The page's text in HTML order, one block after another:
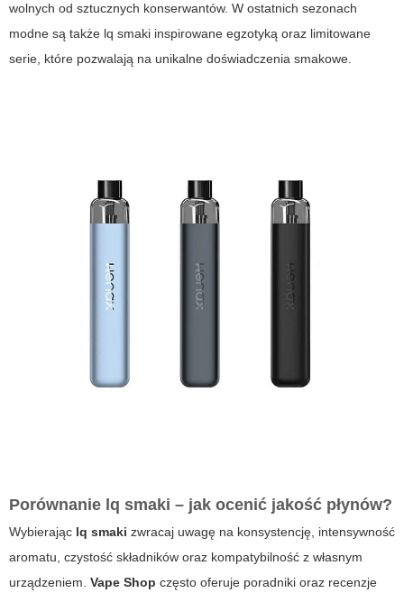
wolnych od sztucznych konserwantów. W ostatnich sezonach
modne są także lq smaki inspirowane egzotyką oraz limitowane
serie, które pozwalają na unikalne doświadczenia smakowe.
Porównanie lq smaki – jak ocenić jakość płynów?
Wybierając lq smaki zwracaj uwagę na konsystencję, intensywność
aromatu, czystość składników oraz kompatybilność z własnym
urządzeniem. Vape Shop często oferuje poradniki oraz recenzje